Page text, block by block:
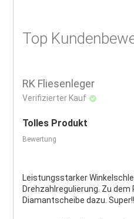
Top
RK Fliesenleger
Verifizierter Kauf
Tolles Produkt
Bewertung
Leistungsstarker
Drehzahlregulierung. Zu dem
Diamantscheibe dazu. Super!!